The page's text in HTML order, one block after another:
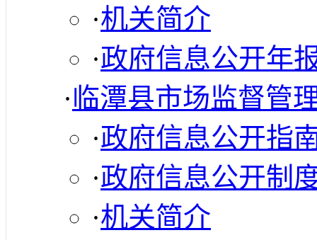
·机关简介
·政府信息公开年
·临潭县市场监督管
·政府信息公开指
·政府信息公开制
·机关简介